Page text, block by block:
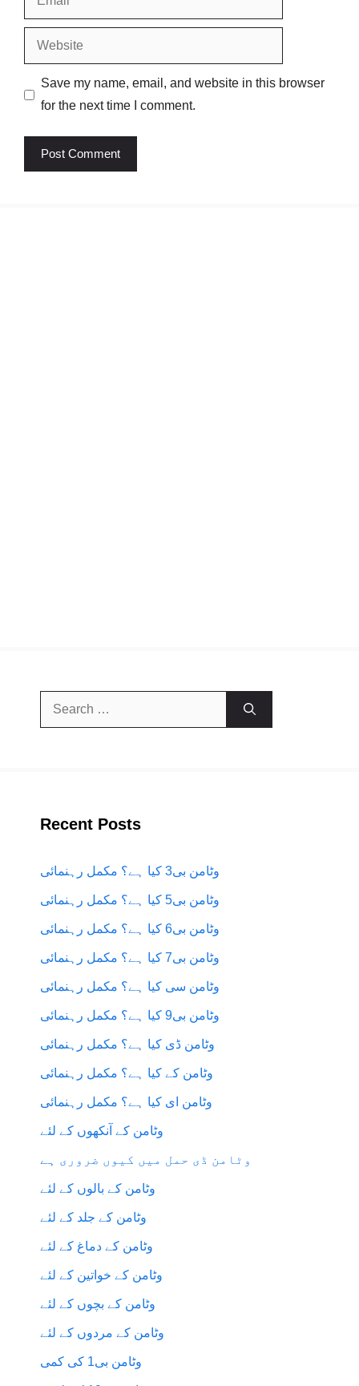
Website
Save my name, email, and website in this browser
for the next time I comment.
Search
Recent Posts
وٹامن بی3 کیا ہے؟ مکمل رہنمائی
وٹامن بی5 کیا ہے؟ مکمل رہنمائی
وٹامن بی6 کیا ہے؟ مکمل رہنمائی
وٹامن بی7 کیا ہے؟ مکمل رہنمائی
وٹامن سی کیا ہے؟ مکمل رہنمائی
وٹامن بی9 کیا ہے؟ مکمل رہنمائی
وٹامن ڈی کیا ہے؟ مکمل رہنمائی
وٹامن کے کیا ہے؟ مکمل رہنمائی
وٹامن ای کیا ہے؟ مکمل رہنمائی
وٹامن کے آنکھوں کے لئے
وٹامن ڈی حمل میں کیوں ضروری ہے
وٹامن کے بالوں کے لئے
وٹامن کے جلد کے لئے
وٹامن کے دماغ کے لئے
وٹامن کے خواتین کے لئے
وٹامن کے بچوں کے لئے
وٹامن کے مردوں کے لئے
وٹامن بی1 کی کمی